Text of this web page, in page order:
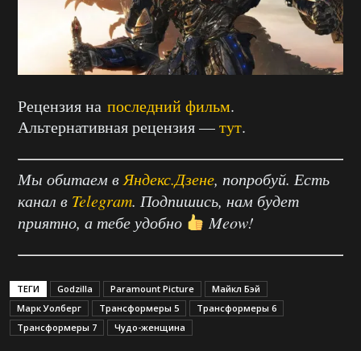
Рецензия на последний фильм.
Альтернативная рецензия —тут.
Мы обитаем вЯндекс.Дзене, попробуй. Есть
канал в Telegram. Подпишись, нам будет
приятно, а тебе удобно
Meow!
ТЕГИ Godzilla Paramount Picture
Майкл Бэй
Марк Уолберг
Трансформеры 5
Трансформеры 6
Трансформеры 7
Чудо-женщина